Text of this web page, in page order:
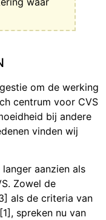
om de werking
centrum voor CVS
bij andere
vinden wij
aanzien als
Zowel de
als de criteria van
spreken nu van